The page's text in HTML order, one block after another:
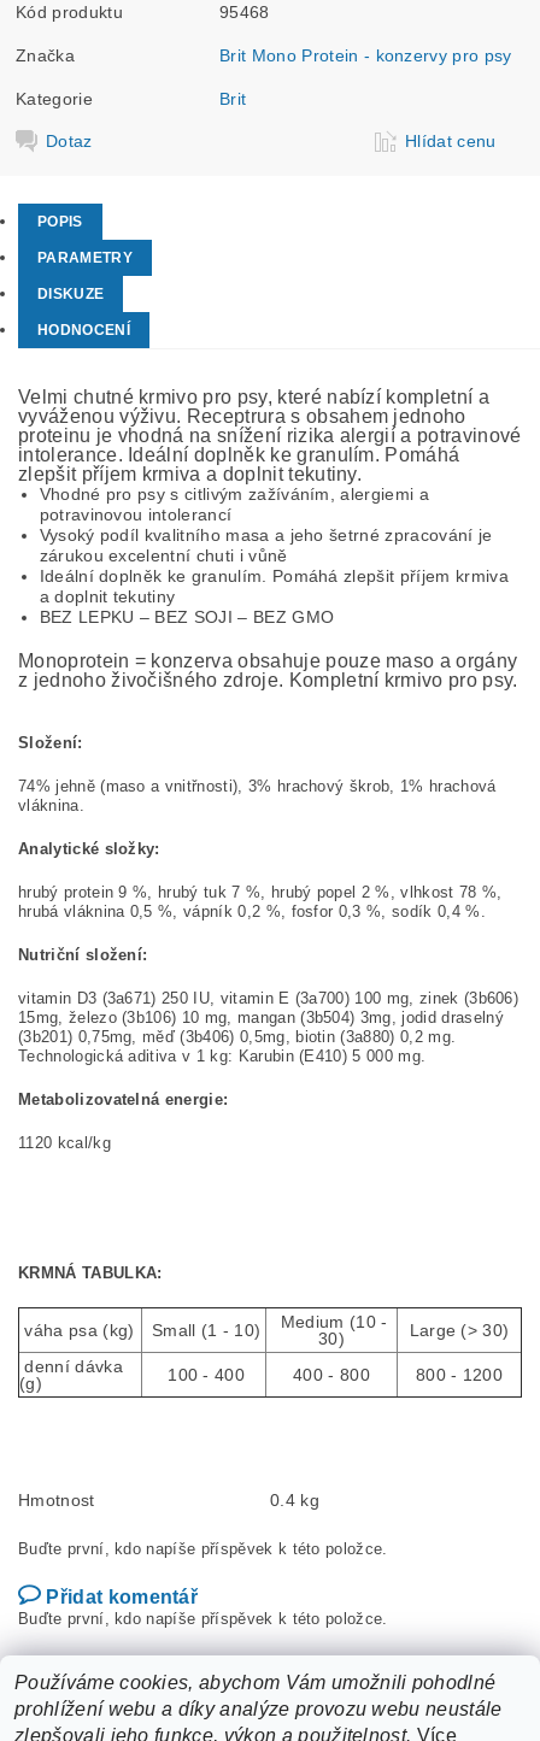
Kód produktu 95468
Značka Brit Mono Protein - konzervy pro psy
Kategorie Brit
Dotaz Hlídat cenu
POPIS
PARAMETRY
DISKUZE
HODNOCENÍ
Velmi chutné krmivo pro psy, které nabízí kompletní a
vyváženou výživu. Receptrura s obsahem jednoho
proteinu je vhodná na snížení rizika alergií a potravinové
intolerance. Ideální doplněk ke granulím. Pomáhá
zlepšit příjem krmiva a doplnit tekutiny.
Vhodné pro psy s citlivým zažíváním, alergiemi a
potravinovou intolerancí
Vysoký podíl kvalitního masa a jeho šetrné zpracování je
zárukou excelentní chuti i vůně
Ideální doplněk ke granulím. Pomáhá zlepšit příjem krmiva
a doplnit tekutiny
BEZ LEPKU – BEZ SOJI – BEZ GMO
Monoprotein = konzerva obsahuje pouze maso a orgány
z jednoho živočišného zdroje. Kompletní krmivo pro psy.
Složení:
74% jehně (maso a vnitřnosti), 3% hrachový škrob, 1% hrachová
vláknina.
Analytické složky:
hrubý protein 9 %, hrubý tuk 7 %, hrubý popel 2 %, vlhkost 78 %,
hrubá vláknina 0,5 %, vápník 0,2 %, fosfor 0,3 %, sodík 0,4 %.
Nutriční složení:
vitamin D3 (3a671) 250 IU, vitamin E (3a700) 100 mg, zinek (3b606)
15mg, železo (3b106) 10 mg, mangan (3b504) 3mg, jodid draselný
(3b201) 0,75mg, měď (3b406) 0,5mg, biotin (3a880) 0,2 mg.
Technologická aditiva v 1 kg: Karubin (E410) 5 000 mg.
Metabolizovatelná energie:
1120 kcal/kg
KRMNÁ TABULKA:
váha psa (kg) Small (1 - 10)
Medium (10 -
30)
Large (> 30)
denní dávka
(g)
100 - 400 400 - 800 800 - 1200
Hmotnost 0.4 kg
Buďte první, kdo napíše příspěvek k této položce.
Přidat komentář
Buďte první, kdo napíše příspěvek k této položce.
Používáme cookies, abychom Vám umožnili pohodlné
prohlížení webu a díky analýze provozu webu neustále
zlepšovali jeho funkce, výkon a použitelnost. Více